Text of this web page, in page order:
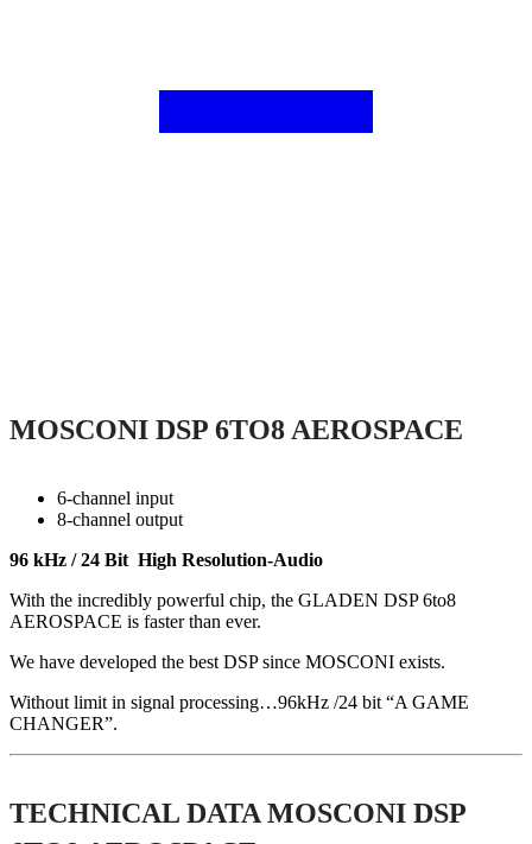
MOSCONI DSP 6TO8 AEROSPACE
6-channel input
8-channel output
96 kHz / 24 Bit High Resolution-Audio
With the incredibly powerful chip, the GLADEN DSP 6to8
AEROSPACE is faster than ever.
We have developed the best DSP since MOSCONI exists.
Without limit in signal processing…96kHz /24 bit “A GAME
CHANGER”.
TECHNICAL DATA MOSCONI DSP